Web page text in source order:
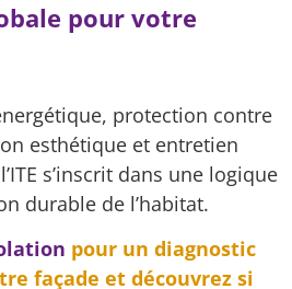
pour votre
protection contre
esthétique et entretien
s’inscrit dans une logique
durable de l’habitat.
pour un diagnostic
façade et découvrez si